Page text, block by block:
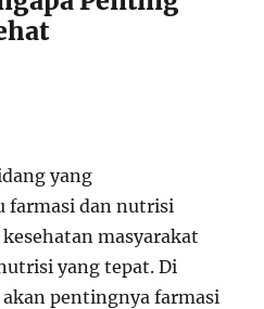
yang
farmasi dan nutrisi
masyarakat
yang tepat. Di
pentingnya farmasi